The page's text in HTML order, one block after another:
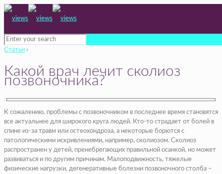
Статьи ›
Какой врач лечит сколиоз
позвоночника?
К сожалению, проблемы с позвоночником в последнее время становятся
все актуальнее для широкого круга людей. Кто-то страдает от болей в
спине из-за травм или остеохондроза, а некоторые борются с
патологическими искривлениями, например, сколиозом. Сколиоз
распространен у детей, пренебрегающих правильной осанкой, но может
развиваться и по другим причинам. Малоподвижность, тяжелые
физические нагрузки, дегенеративные болезни позвоночного столба –